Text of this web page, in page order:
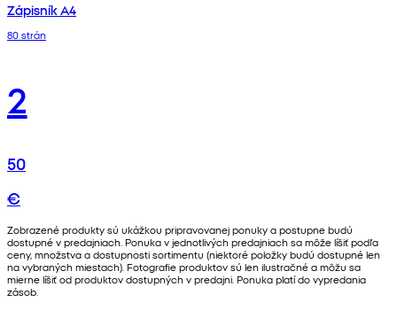
Zápisník A4
80 strán
2
50
€
Zobrazené produkty sú ukážkou pripravovanej ponuky a postupne budú
dostupné v predajniach. Ponuka v jednotlivých predajniach sa môže líšiť podľa
ceny, množstva a dostupnosti sortimentu (niektoré položky budú dostupné len
na vybraných miestach). Fotografie produktov sú len ilustračné a môžu sa
mierne líšiť od produktov dostupných v predajni. Ponuka platí do vypredania
zásob.